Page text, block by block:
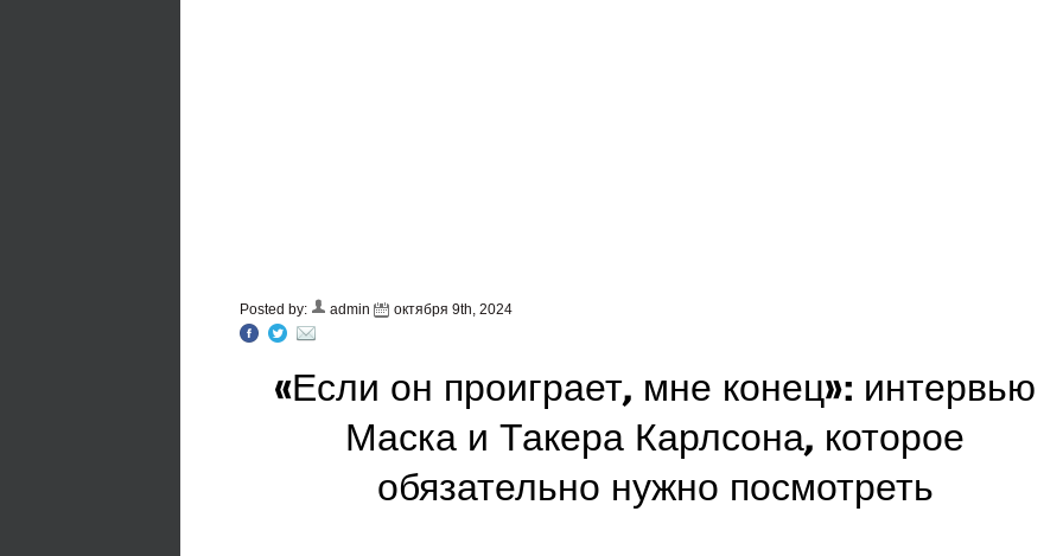
Posted by: admin октября 9th, 2024
«Если он проиграет, мне конец»: интервью
Маска и Такера Карлсона, которое
обязательно нужно посмотреть